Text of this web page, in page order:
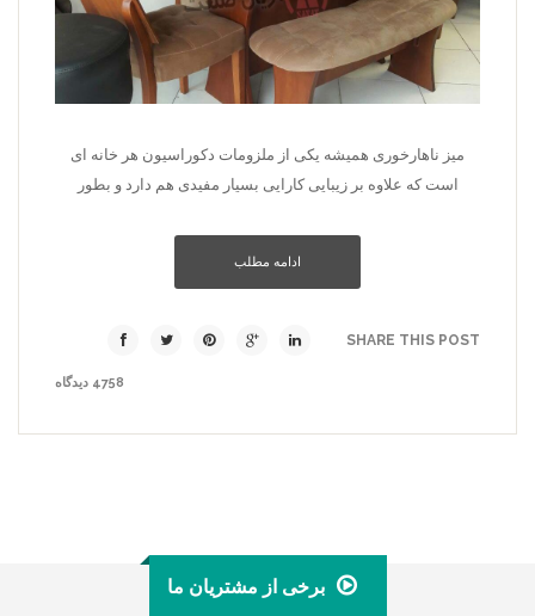
میز ناهارخوری همیشه یکی از ملزومات دکوراسیون هر خانه ای
است که علاوه بر زیبایی کارایی بسیار مفیدی هم دارد و بطور
ادامه مطلب
SHARE THIS POST
4758 دیدگاه
برخی از مشتریان ما